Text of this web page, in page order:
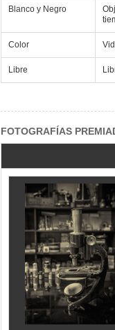
Blanco y Negro
Color
Libre
FOTOGRAFÍAS